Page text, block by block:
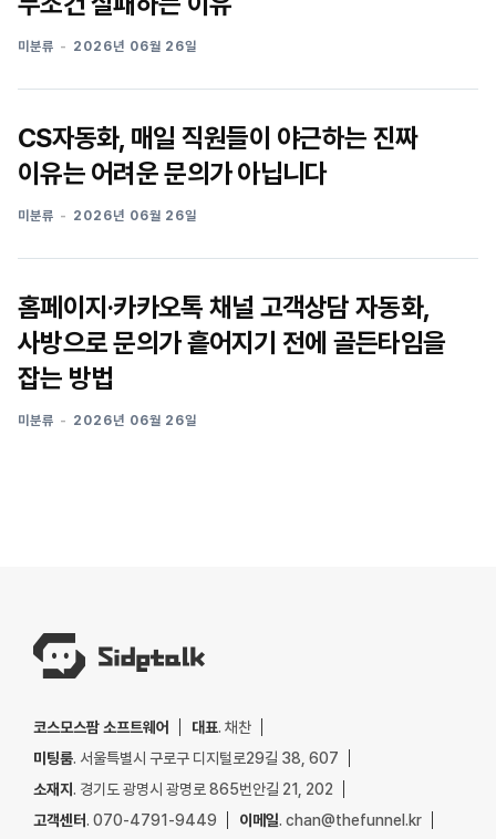
미분류 2026년 06월 26일
CS자동화, 매일 직원들이 야근하는 진짜
이유는 어려운 문의가 아닙니다
미분류 2026년 06월 26일
홈페이지·카카오톡 채널 고객상담 자동화,
사방으로 문의가 흩어지기 전에 골든타임을
잡는 방법
미분류 2026년 06월 26일
코스모스팜 소프트웨어 대표. 채찬
미팅룸. 서울특별시 구로구 디지털로29길 38, 607
소재지. 경기도 광명시 광명로 865번안길 21, 202
고객센터. 070-4791-9449 이메일. chan@thefunnel.kr